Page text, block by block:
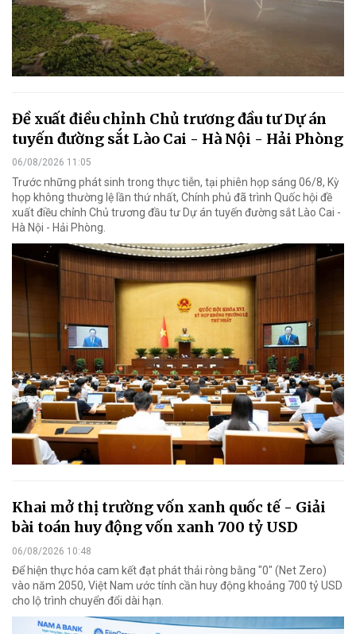
Đề xuất điều chỉnh Chủ trương đầu tư Dự án
tuyến đường sắt Lào Cai - Hà Nội - Hải Phòng
06/08/2026 11:05
Trước những phát sinh trong thực tiễn, tại phiên họp sáng 06/8, Kỳ
họp không thường lệ lần thứ nhất, Chính phủ đã trình Quốc hội đề
xuất điều chỉnh Chủ trương đầu tư Dự án tuyến đường sắt Lào Cai -
Hà Nội - Hải Phòng.
Khai mở thị trường vốn xanh quốc tế - Giải
bài toán huy động vốn xanh 700 tỷ USD
06/08/2026 10:48
Để hiện thực hóa cam kết đạt phát thải ròng bằng "0" (Net Zero)
vào năm 2050, Việt Nam ước tính cần huy động khoảng 700 tỷ USD
cho lộ trình chuyển đổi dài hạn.